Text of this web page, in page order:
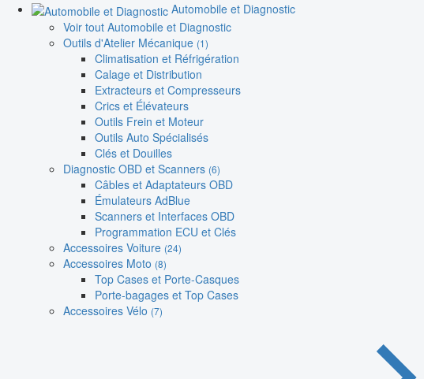
Automobile et Diagnostic
Voir tout Automobile et Diagnostic
Outils d'Atelier Mécanique (1)
Climatisation et Réfrigération
Calage et Distribution
Extracteurs et Compresseurs
Crics et Élévateurs
Outils Frein et Moteur
Outils Auto Spécialisés
Clés et Douilles
Diagnostic OBD et Scanners (6)
Câbles et Adaptateurs OBD
Émulateurs AdBlue
Scanners et Interfaces OBD
Programmation ECU et Clés
Accessoires Voiture (24)
Accessoires Moto (8)
Top Cases et Porte-Casques
Porte-bagages et Top Cases
Accessoires Vélo (7)